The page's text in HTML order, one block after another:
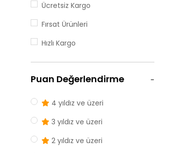
Ücretsiz Kargo
Fırsat Ürünleri
Hızlı Kargo
Puan Değerlendirme
4 yıldız ve üzeri
3 yıldız ve üzeri
2 yıldız ve üzeri